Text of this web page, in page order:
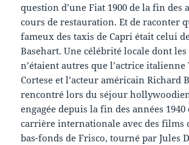
question d’une Fiat 1900 de la fin des
cours de restauration. Et de raconter
fameux des taxis de Capri était celui
Basehart. Une célébrité locale dont
n’étaient autres que l’actrice italienne
Cortese et l’acteur américain Richard
rencontré lors du séjour
engagée depuis la fin des années
carrière internationale avec des films
bas-fonds de Frisco, tourné par Jules